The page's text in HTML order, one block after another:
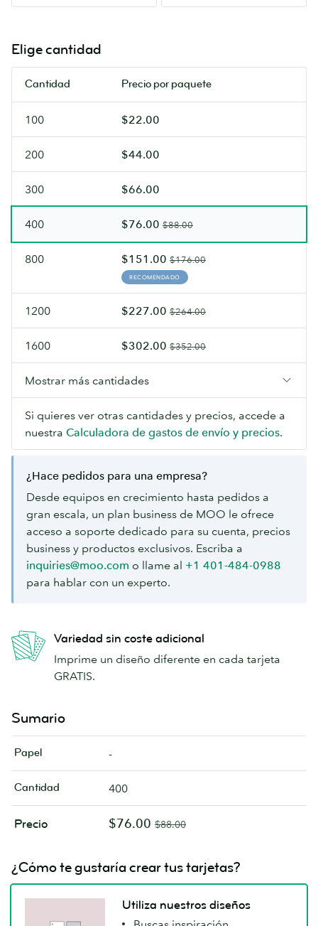
familia
(350
gsm)
(600
Elige cantidad
Cantidad Precio por paquete
100 $22.00
200 $44.00
300 $66.00
400 $76.00 $88.00
800 $151.00 $176.00
RECOMENDADO
1200 $227.00 $264.00
1600 $302.00 $352.00
Mostrar más cantidades
Si quieres ver otras cantidades y precios, accede a
nuestra Calculadora de gastos de envío y precios.
¿Hace pedidos para una empresa?
Desde equipos en crecimiento hasta pedidos a
gran escala, un plan business de MOO le ofrece
acceso a soporte dedicado para su cuenta, precios
business y productos exclusivos. Escriba a
inquiries@moo.com o llame al +1 401-484-0988
para hablar con un experto.
Variedad sin coste adicional
Imprime un diseño diferente en cada tarjeta
GRATIS.
Sumario
Papel -
Cantidad 400
Precio $76.00 $88.00
¿Cómo te gustaría crear tus tarjetas?
Utiliza nuestros diseños